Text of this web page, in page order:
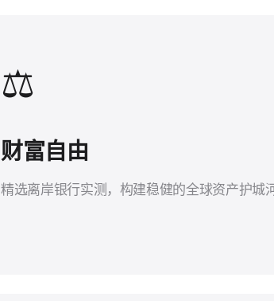
⚖️
财富自由
精选离岸银行实测，构建稳健的全球资产护城河